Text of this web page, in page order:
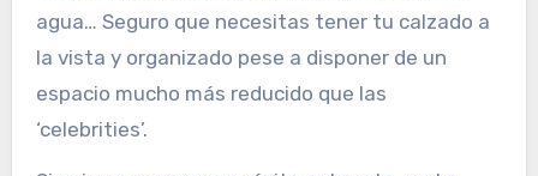
agua… Seguro que necesitas tener tu calzado a
la vista y organizado pese a disponer de un
espacio mucho más reducido que las
‘celebrities’.